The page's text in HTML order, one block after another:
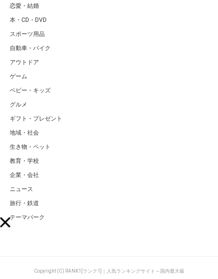
恋愛・結婚
本・CD・DVD
スポーツ用品
自動車・バイク
アウトドア
ゲーム
ベビー・キッズ
グルメ
ギフト・プレゼント
地域・社会
生き物・ペット
教育・学校
企業・会社
ニュース
旅行・鉄道
テーマパーク
Copyright (C) RANK1[ランク1]｜人気ランキングサイト～国内最大級